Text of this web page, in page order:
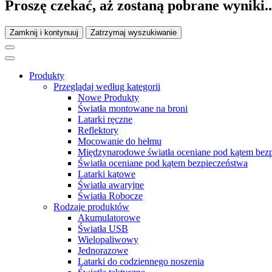
Proszę czekać, aż zostaną pobrane
Zamknij i kontynuuj Zatrzymaj wyszukiwanie
Produkty
Przeglądaj według kategorii
Nowe Produkty
Światła montowane na broni
Latarki ręczne
Reflektory
Mocowanie do hełmu
Międzynarodowe światła oceniane pod kątem
Światła oceniane pod kątem bezpieczeństwa
Latarki kątowe
Światła awaryjne
Światła Robocze
Rodzaje produktów
Akumulatorowe
Światła USB
Wielopaliwowy
Jednorazowe
Latarki do codziennego noszenia